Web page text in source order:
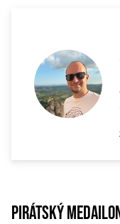
Pirátský